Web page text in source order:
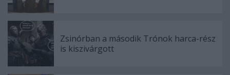
Zsinórban a második Trónok harca-rész
is kiszivárgott